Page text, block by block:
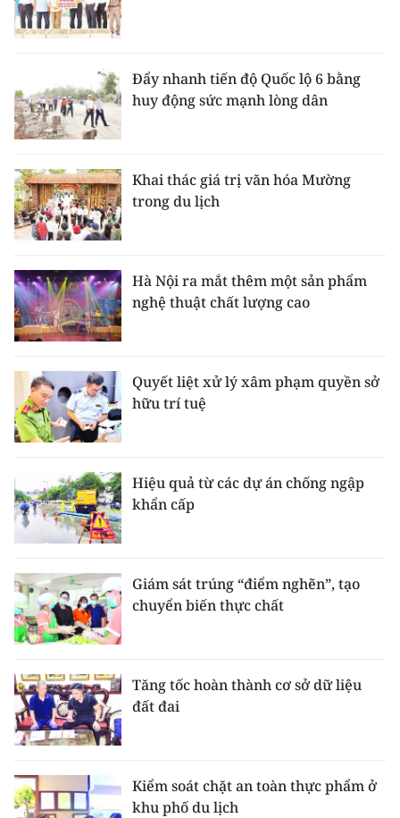
Đẩy nhanh tiến độ Quốc lộ 6 bằng
huy động sức mạnh lòng dân
Khai thác giá trị văn hóa Mường
trong du lịch
Hà Nội ra mắt thêm một sản phẩm
nghệ thuật chất lượng cao
Quyết liệt xử lý xâm phạm quyền sở
hữu trí tuệ
Hiệu quả từ các dự án chống ngập
khẩn cấp
Giám sát trúng “điểm nghẽn”, tạo
chuyển biến thực chất
Tăng tốc hoàn thành cơ sở dữ liệu
đất đai
Kiểm soát chặt an toàn thực phẩm ở
khu phố du lịch